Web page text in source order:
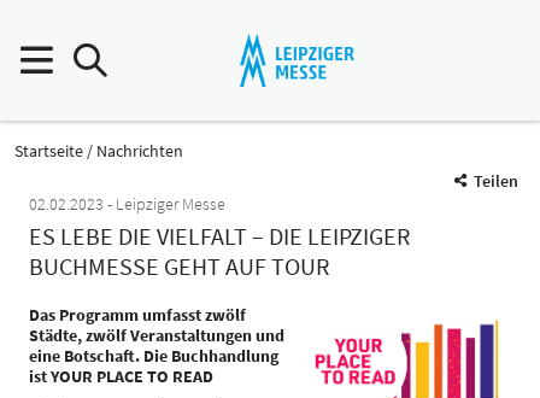
Startseite
Nachrichten
Teilen
02.02.2023
Leipziger Messe
ES LEBE DIE VIELFALT – DIE LEIPZIGER
BUCHMESSE GEHT AUF TOUR
Das Programm umfasst zwölf
Städte, zwölf Veranstaltungen und
eine Botschaft. Die Buchhandlung
ist YOUR PLACE TO READ